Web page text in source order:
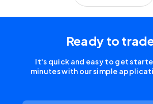
Ready to
It's quick and easy to get
minutes with our simple